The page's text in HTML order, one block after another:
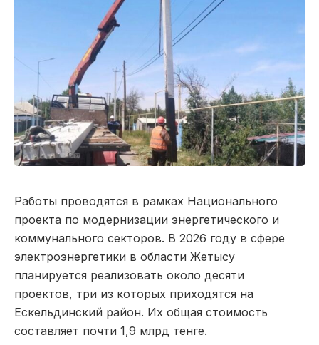
Работы проводятся в рамках Национального
проекта по модернизации энергетического и
коммунального секторов. В 2026 году в сфере
электроэнергетики в области Жетысу
планируется реализовать около десяти
проектов, три из которых приходятся на
Ескельдинский район. Их общая стоимость
составляет почти 1,9 млрд тенге.